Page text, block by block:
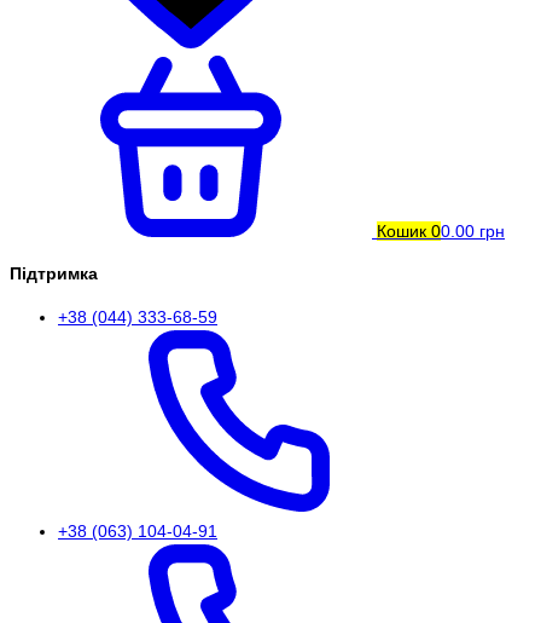
Кошик 00.00 грн
Підтримка
+38 (044) 333-68-59
+38 (063) 104-04-91